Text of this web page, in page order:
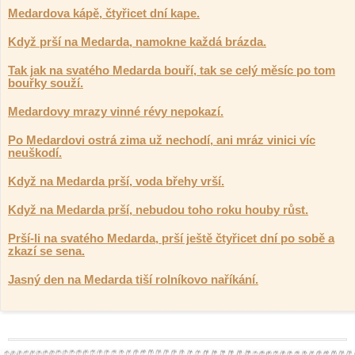
Medardova kápě, čtyřicet dní kape.
Když prší na Medarda, namokne každá brázda.
Tak jak na svatého Medarda bouří, tak se celý měsíc po tom
bouřky souží.
Medardovy mrazy vinné révy nepokazí.
Po Medardovi ostrá zima už nechodí, ani mráz vinici víc
neuškodí.
Když na Medarda prší, voda břehy vrší.
Když na Medarda prší, nebudou toho roku houby růst.
Prší-li na svatého Medarda, prší ještě čtyřicet dní po sobě a
zkazí se sena.
Jasný den na Medarda tiší rolníkovo naříkání.